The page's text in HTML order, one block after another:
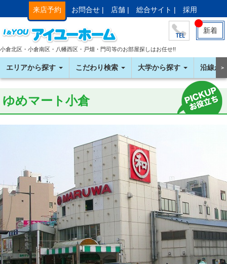
来店予約 お問合せ | 店舗 | 総合サイト | 採用
新着
小倉北区・小倉南区・八幡西区・戸畑・門司等のお部屋探しはお任せ!!
エリアから探す こだわり検索 大学から探す 沿線か＞
ゆめマート小倉